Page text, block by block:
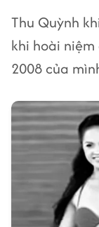
Thu Quỳnh
khi hoài
2008 của